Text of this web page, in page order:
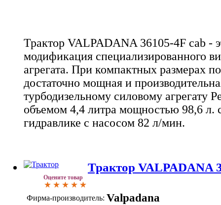
Трактор VALPADANA 36105-4F cab -
модификация специализированного
агрегата. При компактных размерах
достаточно мощная и
турбодизельному силовому агрегату
объемом 4,4 литра мощностью 98,6 л.
гидравлике с насосом 82 л/мин.
Оцените товар
Трактор VALPADANA
Фирма-производитель: Valpadana